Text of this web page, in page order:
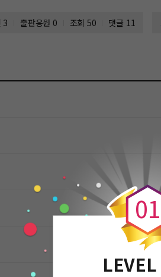
3 출판응원 0 조회 50 댓글 11
0
0
1